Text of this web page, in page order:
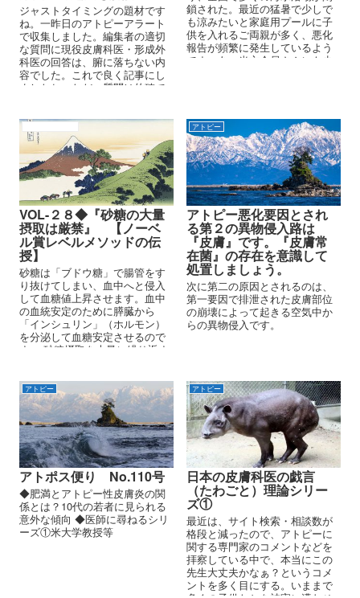
ジャストタイミングの題材です
ね。一昨日のアトピーアラート
で収集しました。編集者の適切
な質問に現役皮膚科医・形成外
科医の回答は、腑に落ちない内
容でした。これで良く記事にし
ましたね。ただ、質問は的確で
ておきますのでご参考程度に。
鎖された。最近の猛暑で少しで
も涼みたいと家庭用プールに子
供を入れるご両親が多く、悪化
報告が頻繁に発生しているよう
です。あ、当方会員さんにも少
VOL-２８◆『砂糖の大量
摂取は厳禁』 【ノーベ
ル賞レベルメソッドの伝
授】
砂糖は「ブドウ糖」で腸管をす
り抜けてしまい、血中へと侵入
して血糖値上昇させます。血中
の血統安定のために膵臓から
「インシュリン」（ホルモン）
を分泌して血糖安定させるので
す。 砂糖摂取を大量に繰り返す
ないが、それを「ステロイドホ
ルモン」から補ってくるので
す。
アトピー
アトピー悪化要因とされ
る第２の異物侵入路は
『皮膚』です。『皮膚常
在菌』の存在を意識して
処置しましょう。
次に第二の原因とされるのは、
第一要因で排泄された皮膚部位
の崩壊によって起きる空気中か
らの異物侵入です。
アトピー
アトポス便り No.110号
◆肥満とアトピー性皮膚炎の関
係とは？10代の若者に見られる
意外な傾向 ◆医師に尋ねるシリ
ーズ①米大学教授等
アトピー
日本の皮膚科医の戯言
（たわごと）理論シリー
ズ①
最近は、サイト検索・相談数が
格段と減ったので、アトピーに
関する専門家のコメントなどを
拝察している中で、本当にこの
先生大丈夫かなぁ？というコメ
ントを多く目にする。いままで